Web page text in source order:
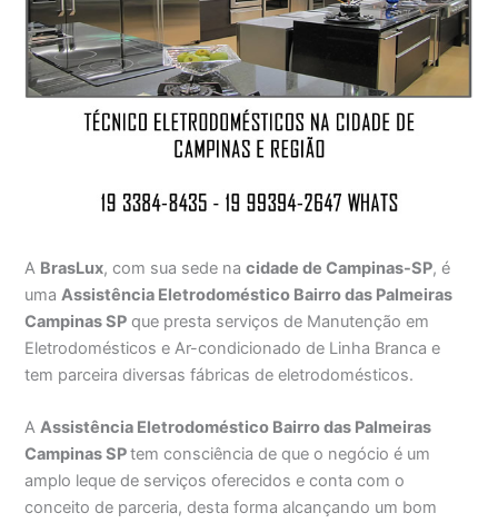
A BrasLux, com sua sede nacidade de Campinas-SP, é
umaAssistência Eletrodoméstico Bairro das Palmeiras
Campinas SP que presta serviços de Manutenção em
Eletrodomésticos e Ar-condicionado de Linha Branca e
tem parceira diversas fábricas de eletrodomésticos.
AAssistência Eletrodoméstico Bairro das Palmeiras
Campinas SPtem consciência de que o negócio é um
amplo leque de serviços oferecidos e conta com o
conceito de parceria, desta forma alcançando um bom